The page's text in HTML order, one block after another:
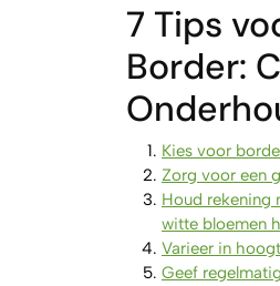
7 Tips
Border:
Kies voor
Zorg voor een
Houd rekening
witte bloemen
Varieer in
Geef